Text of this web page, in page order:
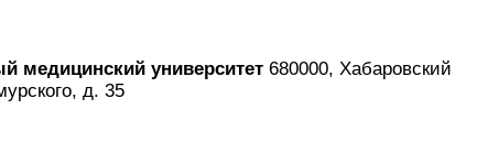
медицинский университет 680000, Хабаровский
д. 35